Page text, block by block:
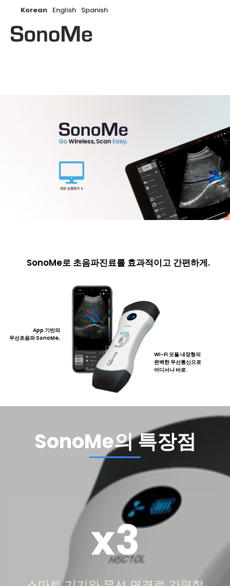
Korean English Spanish
App 기반의
무선초음파 SonoMe,
Wi-Fi 모듈 내장형의
완벽한 무선통신으로
어디서나 바로
SonoMe로 초음파진료를 효과적이고 간편하게.
SonoMe의 특장점
Wi-Fi 기반 무선 연결로 시간과 장소에 제약 없는 초
음파 스캔이 가능합니다. 형태, Element 수, 사용 모
드로 차별화된 다양한 트랜스듀서 제공으로 사용 환
x3